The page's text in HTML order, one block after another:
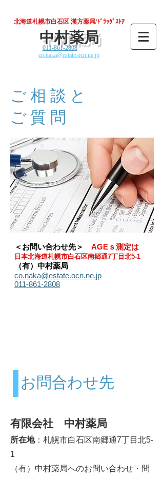
北海道札幌市白石区 漢方薬局/ﾄﾞﾗｯｸﾞｽﾄｱ
中村薬局
011-861-2808
co.naka@estate.ocn.ne.jp
ご相談と
ご質問
＜お問い合わせ先＞ AGEｓ測定は
日本北海道札幌市白石区南郷通7丁目北5-1
（有）中村薬局
co.naka@estate.ocn.ne.jp
011-861-2808
お問合わせ先
有限会社 中村薬局
所在地：札幌市白石区南郷通7丁目北5-
1
（有）中村薬局へのお問い合わせ・問